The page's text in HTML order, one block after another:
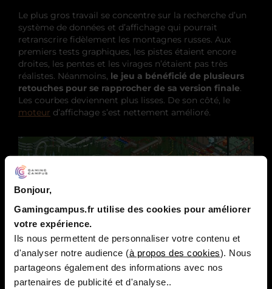
Bonjour,
Gamingcampus.fr utilise des cookies pour améliorer
votre expérience.
Ils nous permettent de personnaliser votre contenu et
d'analyser notre audience (à propos des cookies). Nous
partageons également des informations avec nos
partenaires de publicité et d'analyse..
Le plus gros travail se concentre sur la recherche d’un
système de données et d’affichage qui pourrait
retranscrire fidèlement les montagnes russes. Aux
premiers tests graphiques, les pistes étaient encore
droites, les pentes et les virages n’étaient pas très
réalistes. Néanmoins, le jeu a bénéficié de plusieurs
retouches pour se rapprocher de sa version finale.
Les courbes deviennent plus lisses. De son côté, le
moteur d’affichage s’est nettement amélioré.